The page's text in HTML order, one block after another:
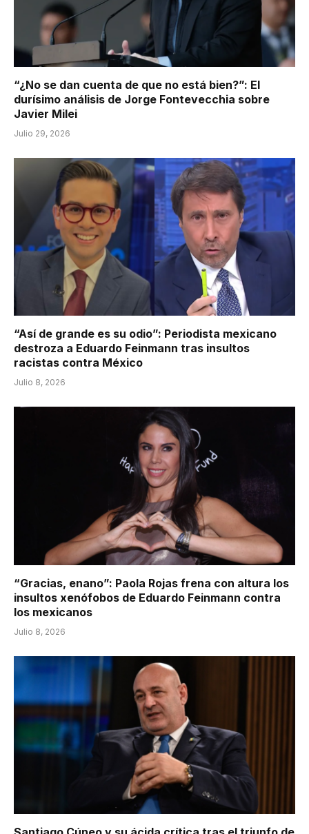
“¿No se dan cuenta de que no está bien?”: El
durísimo análisis de Jorge Fontevecchia sobre
Javier Milei
Julio 29, 2026
“Así de grande es su odio”: Periodista mexicano
destroza a Eduardo Feinmann tras insultos
racistas contra México
Julio 8, 2026
“Gracias, enano”: Paola Rojas frena con altura los
insultos xenófobos de Eduardo Feinmann contra
los mexicanos
Julio 8, 2026